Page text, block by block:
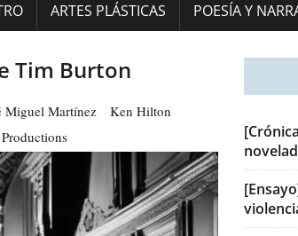
ARTES PLÁSTICAS POESÍA Y
Tim Burton
Miguel Martínez
Ken Hilton